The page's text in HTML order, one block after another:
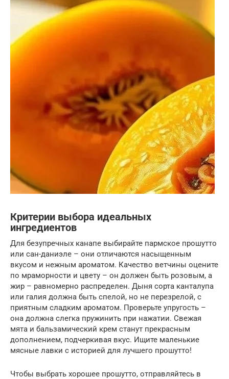
Критерии выбора идеальных
ингредиентов
Для безупречных канапе выбирайте пармское прошутто
или сан-даниэле – они отличаются насыщенным
вкусом и нежным ароматом. Качество ветчины оцените
по мраморности и цвету – он должен быть розовым, а
жир – равномерно распределен. Дыня сорта канталупа
или галия должна быть спелой, но не перезрелой, с
приятным сладким ароматом. Проверьте упругость –
она должна слегка пружинить при нажатии. Свежая
мята и бальзамический крем станут прекрасным
дополнением, подчеркивая вкус. Ищите маленькие
мясные лавки с историей для лучшего прошутто!
Чтобы выбрать хорошее прошутто, отправляйтесь в